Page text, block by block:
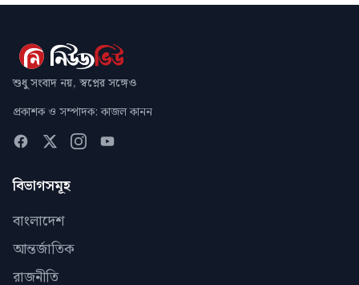
শুধু সংবাদ নয়, স্বপ্নের সঙ্গেও
প্রকাশক ও সম্পাদক: কাজল কানন
বিভাগসমূহ
বাংলাদেশ
আন্তর্জাতিক
রাজনীতি